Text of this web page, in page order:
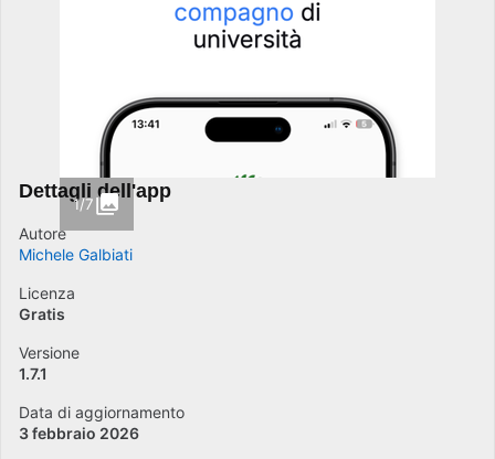
1/7
Dettagli dell'app
Autore
Michele Galbiati
Licenza
Gratis
Versione
1.7.1
Data di aggiornamento
3 febbraio 2026